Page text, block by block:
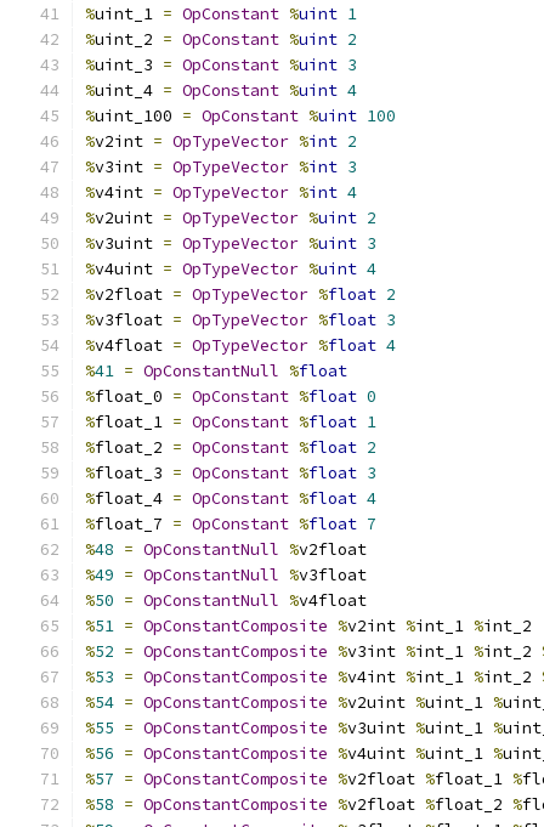
%uint_1 = OpConstant %uint 1
%uint_2 = OpConstant %uint 2
%uint_3 = OpConstant %uint 3
%uint_4 = OpConstant %uint 4
%uint_100 = OpConstant %uint 100
%v2int = OpTypeVector %int 2
%v3int = OpTypeVector %int 3
%v4int = OpTypeVector %int 4
%v2uint = OpTypeVector %uint 2
%v3uint = OpTypeVector %uint 3
%v4uint = OpTypeVector %uint 4
%v2float = OpTypeVector %float 2
%v3float = OpTypeVector %float 3
%v4float = OpTypeVector %float 4
%41 = OpConstantNull %float
%float_0 = OpConstant %float 0
%float_1 = OpConstant %float 1
%float_2 = OpConstant %float 2
%float_3 = OpConstant %float 3
%float_4 = OpConstant %float 4
%float_7 = OpConstant %float 7
%48 = OpConstantNull %v2float
%49 = OpConstantNull %v3float
%50 = OpConstantNull %v4float
%51 = OpConstantComposite %v2int %int_1 %int_2
%52 = OpConstantComposite %v3int %int_1 %int_2
%53 = OpConstantComposite %v4int %int_1 %int_2
%54 = OpConstantComposite %v2uint %uint_1 %
%55 = OpConstantComposite %v3uint %uint_1 %
%56 = OpConstantComposite %v4uint %uint_1 %
%57 = OpConstantComposite %v2float %float_1 %
%58 = OpConstantComposite %v2float %float_2 %